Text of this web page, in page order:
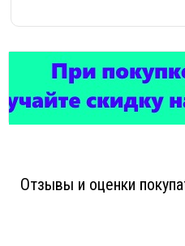
Отзывы и оценки